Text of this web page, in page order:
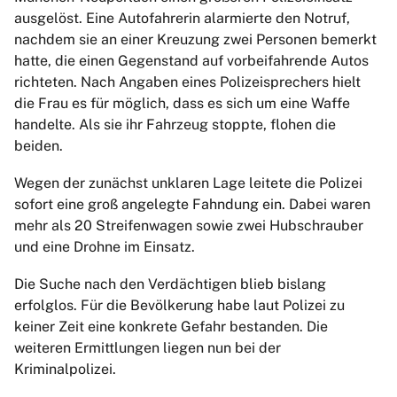
ausgelöst. Eine Autofahrerin alarmierte den Notruf,
nachdem sie an einer Kreuzung zwei Personen bemerkt
hatte, die einen Gegenstand auf vorbeifahrende Autos
richteten. Nach Angaben eines Polizeisprechers hielt
die Frau es für möglich, dass es sich um eine Waffe
handelte. Als sie ihr Fahrzeug stoppte, flohen die
beiden.
Wegen der zunächst unklaren Lage leitete die Polizei
sofort eine groß angelegte Fahndung ein. Dabei waren
mehr als 20 Streifenwagen sowie zwei Hubschrauber
und eine Drohne im Einsatz.
Die Suche nach den Verdächtigen blieb bislang
erfolglos. Für die Bevölkerung habe laut Polizei zu
keiner Zeit eine konkrete Gefahr bestanden. Die
weiteren Ermittlungen liegen nun bei der
Kriminalpolizei.